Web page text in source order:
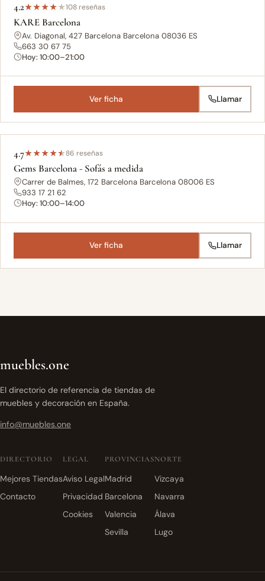
4.2★★★★★108 reseñas
KARE Barcelona
Av. Diagonal, 427 Barcelona Barcelona 08036 ES
663 30 67 75
Hoy: 10:00–21:00
Ver ficha Llamar
4.7★★★★★86 reseñas
Gems Barcelona - Sofás a medida
Carrer de Balmes, 172 Barcelona Barcelona 08006 ES
933 17 21 62
Hoy: 10:00–14:00
Ver ficha Llamar
muebles.one
El directorio de referencia de tiendas de
muebles y decoración en España.
info@muebles.one
DIRECTORIO
Mejores Tiendas
Contacto
LEGAL
Aviso Legal
Privacidad
Cookies
PROVINCIAS
Madrid
Barcelona
Valencia
Sevilla
NORTE
Vizcaya
Navarra
Álava
Lugo